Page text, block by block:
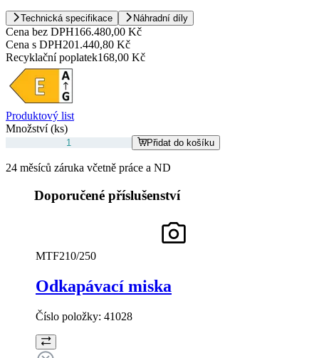
Technická specifikace Náhradní díly
Cena bez DPH166.480,00 Kč
Cena s DPH201.440,80 Kč
Recyklační poplatek168,00 Kč
Produktový list
Množství (ks)
Přidat do košíku
24 měsíců záruka včetně práce a ND
Doporučené příslušenství
MTF210/250
Odkapávací miska
Číslo položky: 41028